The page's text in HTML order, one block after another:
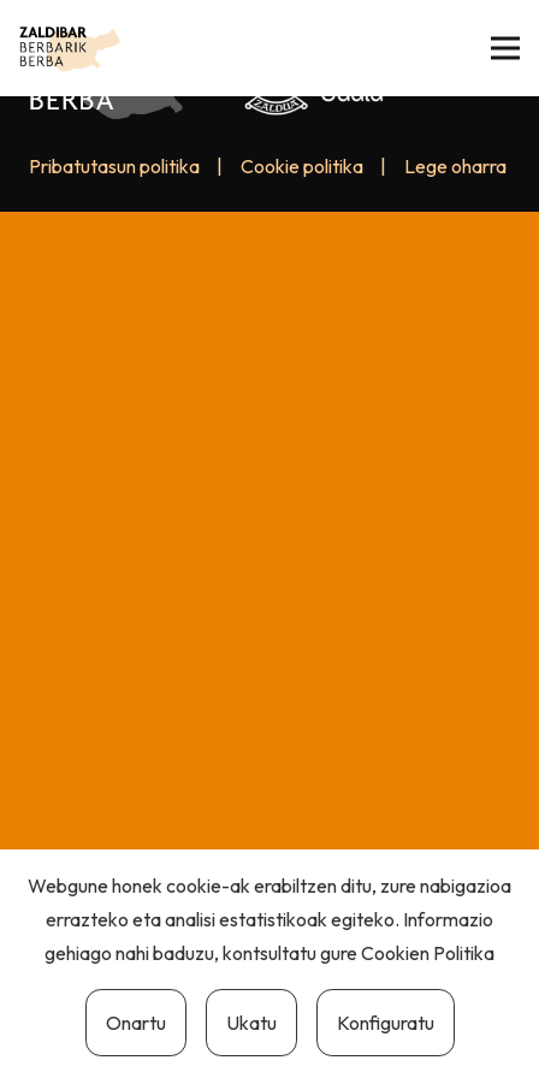
Pribatutasun politika Cookie politika Lege oharra
Webgune honek cookie-ak erabiltzen ditu, zure nabigazioa
errazteko eta analisi estatistikoak egiteko. Informazio
gehiago nahi baduzu, kontsultatu gureCookien Politika
Onartu Ukatu Konfiguratu